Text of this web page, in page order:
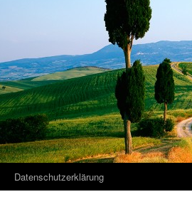
Datenschutzerklärung